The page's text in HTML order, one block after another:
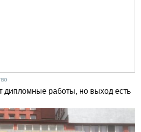
дипломные работы, но выход есть